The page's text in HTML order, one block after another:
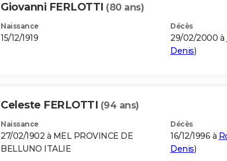
Giovanni FERLOTTI (80 ans)
Naissance
15/12/1919
Décès
29/02/2000 à
Denis)
Celeste FERLOTTI (94 ans)
Naissance
27/02/1902 à MEL PROVINCE DE
BELLUNO ITALIE
Décès
16/12/1996 à
Denis)